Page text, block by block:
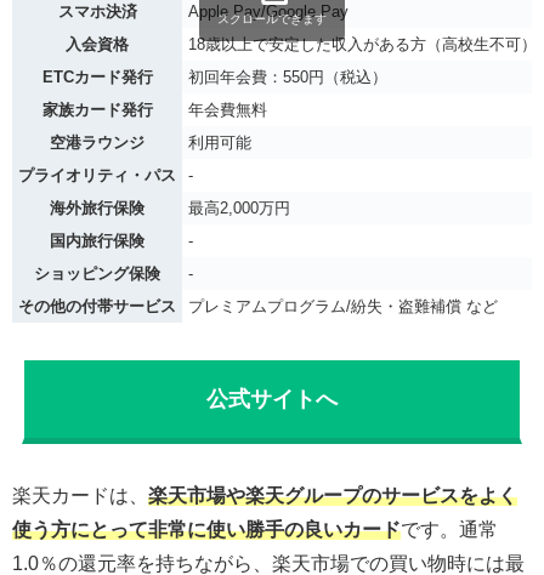
スマホ決済
Apple Pay/Google Pay
入会資格
18歳以上で安定した収入がある方（高校生不可）
ETCカード発行
初回年会費：550円（税込）
家族カード発行
年会費無料
空港ラウンジ
利用可能
プライオリティ・パス
-
海外旅行保険
最高2,000万円
国内旅行保険
-
ショッピング保険
-
その他の付帯サービス
プレミアムプログラム/紛失・盗難補償 など
スクロールできます
公式サイトへ
楽天カードは、 楽天市場や楽天グループのサービスをよく
使う方にとって非常に使い勝手の良いカードです。通常
1.0％の還元率を持ちながら、楽天市場での買い物時には最